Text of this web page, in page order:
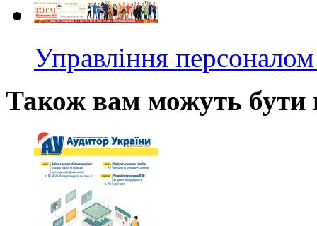
Управління
Також вам можуть бути